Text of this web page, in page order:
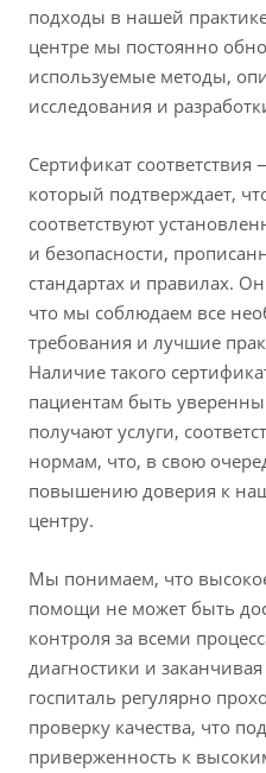
подходы в нашей
центре мы постоянно
используемые методы,
исследования и
Сертификат
который подтверждает,
соответствуют
и безопасности,
стандартах и правилах.
что мы соблюдаем все
требования и лучшие
Наличие такого
пациентам быть
получают услуги,
нормам, что, в свою
повышению доверия к
центру.
Мы понимаем, что
помощи не может быть
контроля за всеми
диагностики и
госпиталь регулярно
проверку качества, что
приверженность к